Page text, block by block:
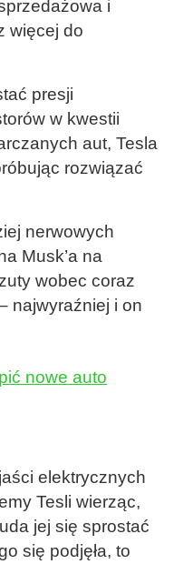
i
więcej do
presji
w kwestii
aut, Tesla
rozwiązać
nerwowych
Musk’a na
wobec coraz
najwyraźniej i on
nowe auto
elektrycznych
Tesli wierząc,
jej się sprostać
się podjęła, to